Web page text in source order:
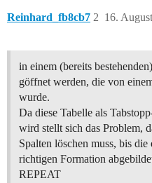
Reinhard_fb8cb7 16.
2
in einem (bereits
göffnet werden, die von
wurde.
Da diese Tabelle als
wird stellt sich das Problem,
Spalten löschen muss, bis
richtigen Formation
REPEAT